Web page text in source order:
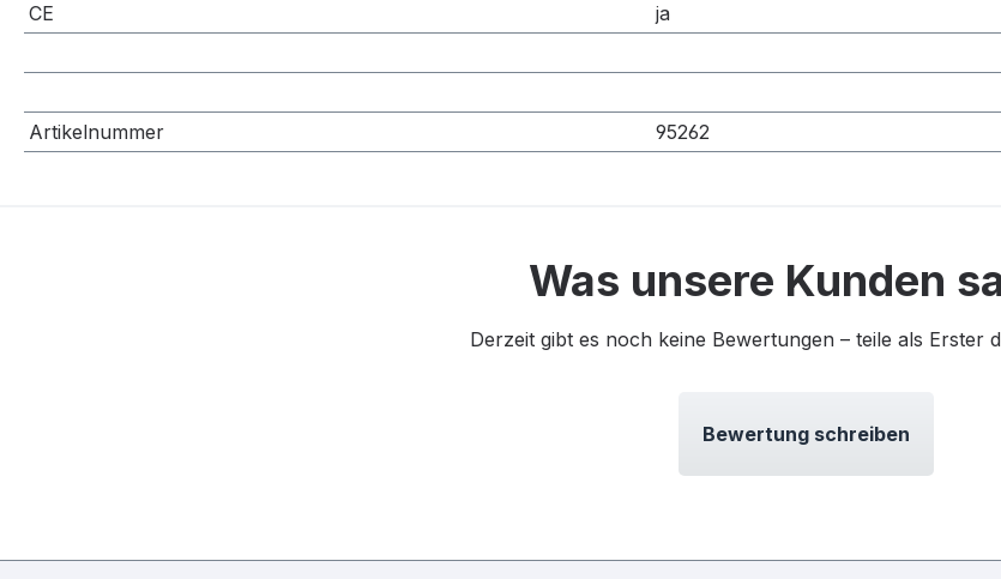
CE
ja
Artikelnummer 95262
Was unsere Kunden
Derzeit gibt es noch keine Bewertungen – teile als Erster
Bewertung schreiben